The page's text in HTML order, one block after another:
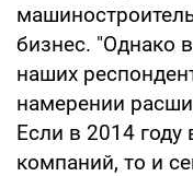
бизнес. "Однако
наших
намерении
Если в 2014 году
компаний, то и